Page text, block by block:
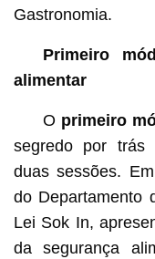
Gastronomia.
Primeiro
alimentar
O primeiro
segredo por trás
duas sessões.
do Departamento
Lei Sok In,
da segurança